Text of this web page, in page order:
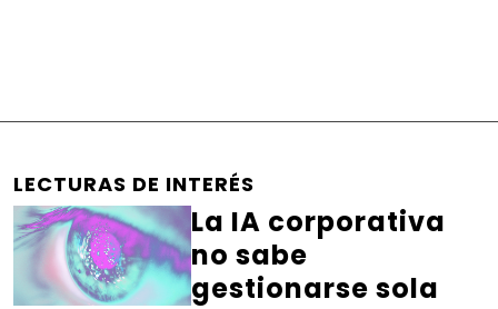
LECTURAS DE INTERÉS
La IA corporativa
no sabe
gestionarse sola